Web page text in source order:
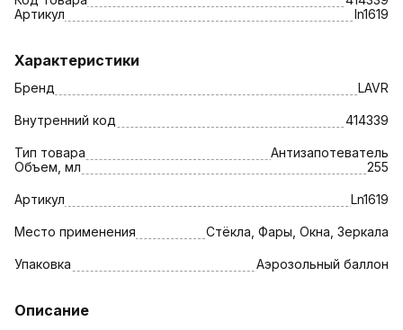
Артикул
ln1619
Характеристики
Бренд LAVR
Внутренний код 414339
Тип товара
Антизапотеватель
Объем, мл
255
Артикул Ln1619
Место применения Стёкла, Фары, Окна, Зеркала
Упаковка Аэрозольный баллон
Описание